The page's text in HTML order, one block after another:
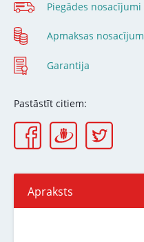
Piegādes nosacījumi
Apmaksas
Garantija
Pastāstīt citiem:
Apraksts